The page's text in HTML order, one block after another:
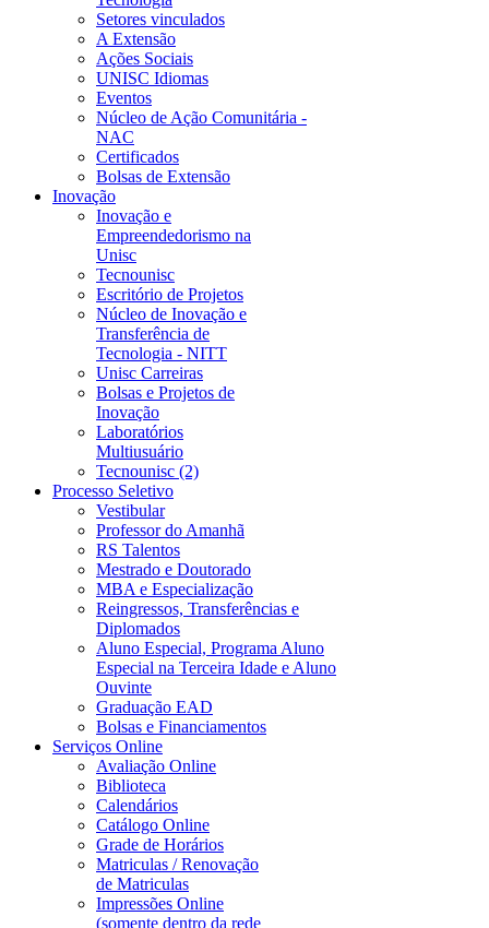
Setores vinculados
A Extensão
Ações Sociais
UNISC Idiomas
Eventos
Núcleo de Ação Comunitária -
NAC
Certificados
Bolsas de Extensão
Inovação
Inovação e
Empreendedorismo na
Unisc
Tecnounisc
Escritório de Projetos
Núcleo de Inovação e
Transferência de
Tecnologia - NITT
Unisc Carreiras
Bolsas e Projetos de
Inovação
Laboratórios
Multiusuário
Tecnounisc (2)
Processo Seletivo
Vestibular
Professor do Amanhã
RS Talentos
Mestrado e Doutorado
MBA e Especialização
Reingressos, Transferências e
Diplomados
Aluno Especial, Programa Aluno
Especial na Terceira Idade e Aluno
Ouvinte
Graduação EAD
Bolsas e Financiamentos
Serviços Online
Avaliação Online
Biblioteca
Calendários
Catálogo Online
Grade de Horários
Matriculas / Renovação
de Matriculas
Impressões Online
(somente dentro da rede